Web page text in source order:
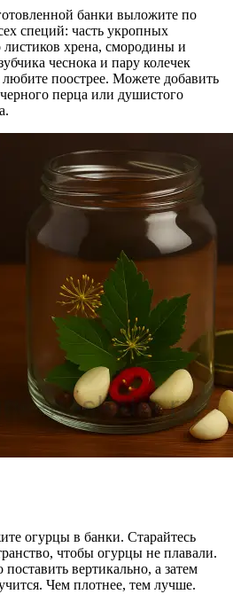
банки выложите по
специй: часть укропных
листиков хрена, смородины и
чеснока и пару колечек
любите поострее. Можете добавить
перца или душистого
огурцы в банки. Старайтесь
чтобы огурцы не плавали.
вертикально, а затем
Чем плотнее, тем лучше.